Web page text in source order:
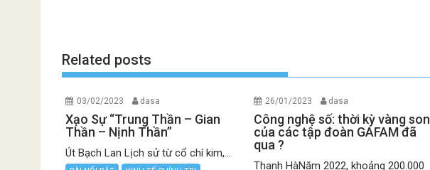
Related posts
03/02/2023 dasa
Xạo Sự “Trung Thần – Gian
Thần – Nịnh Thần”
Út Bạch Lan Lịch sử từ cổ chí kim,...
26/01/2023 dasa
Công nghệ số: thời kỳ vàng son
của các tập đoàn GAFAM đã
qua ?
Thanh HàNăm 2022, khoảng 200.000